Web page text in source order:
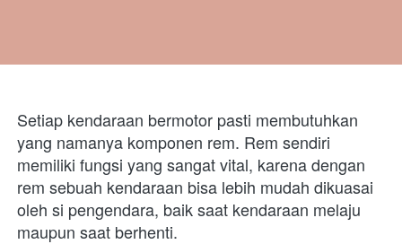
Setiap kendaraan bermotor pasti membutuhkan
yang namanya komponen rem. Rem sendiri
memiliki fungsi yang sangat vital, karena dengan
rem sebuah kendaraan bisa lebih mudah dikuasai
oleh si pengendara, baik saat kendaraan melaju
maupun saat berhenti.